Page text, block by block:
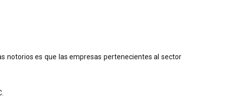
notorios es que las empresas pertenecientes al sector